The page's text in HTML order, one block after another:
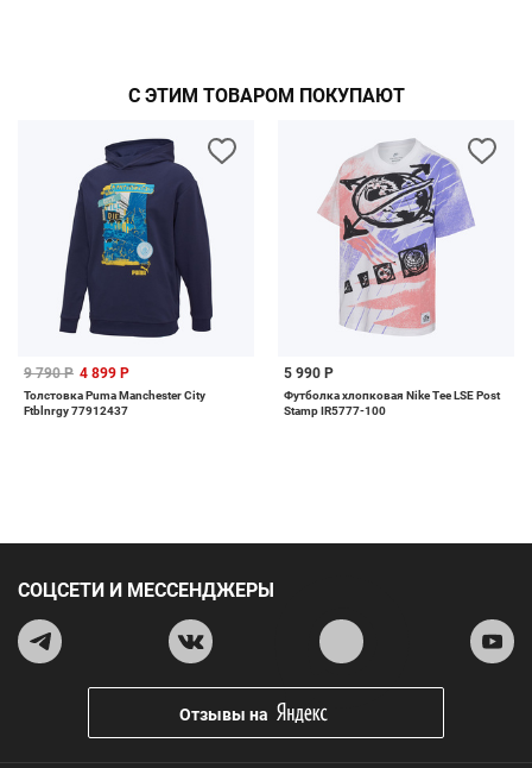
С ЭТИМ ТОВАРОМ ПОКУПАЮТ
9 790 Р 4 899 Р
Толстовка Puma Manchester City
Ftblnrgy 77912437
5 990 Р
Футболка хлопковая Nike Tee LSE Post
Stamp IR5777-100
СОЦСЕТИ И МЕССЕНДЖЕРЫ
Отзывы на